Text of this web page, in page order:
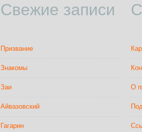
Свежие записи
Призвание
Знакомы
Заи
Айвазовский
Гагарин
О